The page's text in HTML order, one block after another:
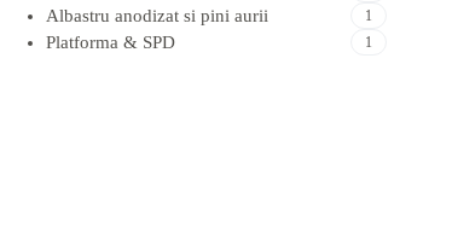
Albastru anodizat si pini aurii 1
Platforma & SPD 1